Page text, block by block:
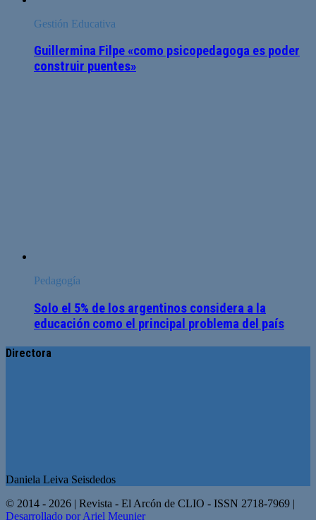
Gestión Educativa
Guillermina Filpe «como psicopedagoga es poder
construir puentes»
Pedagogía
Solo el 5% de los argentinos considera a la
educación como el principal problema del país
Directora
Daniela Leiva Seisdedos
© 2014 - 2026 | Revista - El Arcón de CLIO - ISSN 2718-7969 |
Desarrollado por Ariel Meunier